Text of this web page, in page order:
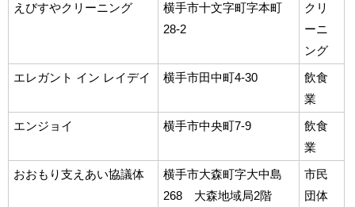
えびすやクリーニング
横手市十文字町字本町
28-2
クリ
ーニ
ング
エレガント イン レイデイ
横手市田中町4-30
飲食
業
エンジョイ
横手市中央町7-9
飲食
業
おおもり支えあい協議体
横手市大森町字大中島
268 大森地域局2階
市民
団体